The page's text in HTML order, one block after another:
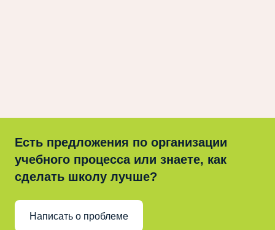
Есть предложения по организации
учебного процесса или знаете, как
сделать школу лучше?
Написать о проблеме